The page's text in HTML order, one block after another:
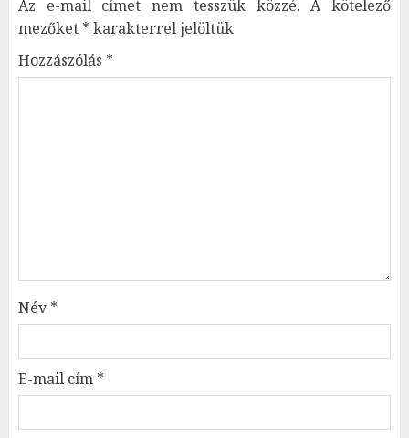
Az e-mail címet nem tesszük közzé. A kötelező
mezőket * karakterrel jelöltük
Hozzászólás *
Név*
E-mail cím *